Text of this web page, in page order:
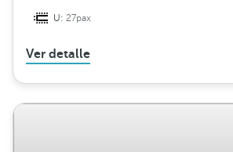
U:27pax
Ver detalle